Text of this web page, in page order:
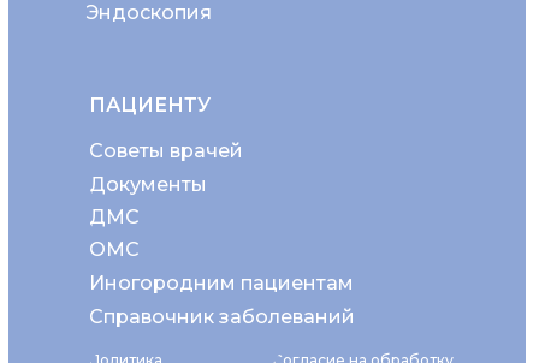
Эндоскопия
ПАЦИЕНТУ
Советы врачей
ОМС
Документы
ДМС
Иногородним пациентам
Справочник заболеваний